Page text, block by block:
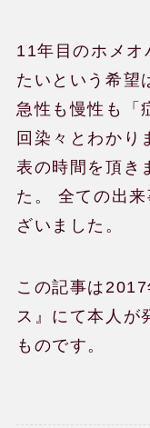
ホ
健康相
水の
JPHMA
11年目のホメオ
たいという希望
急性も慢性も「
回染々とわかり
表の時間を頂き
た。 全ての出
ざいました。
この記事は
ス』にて本人が
ものです。